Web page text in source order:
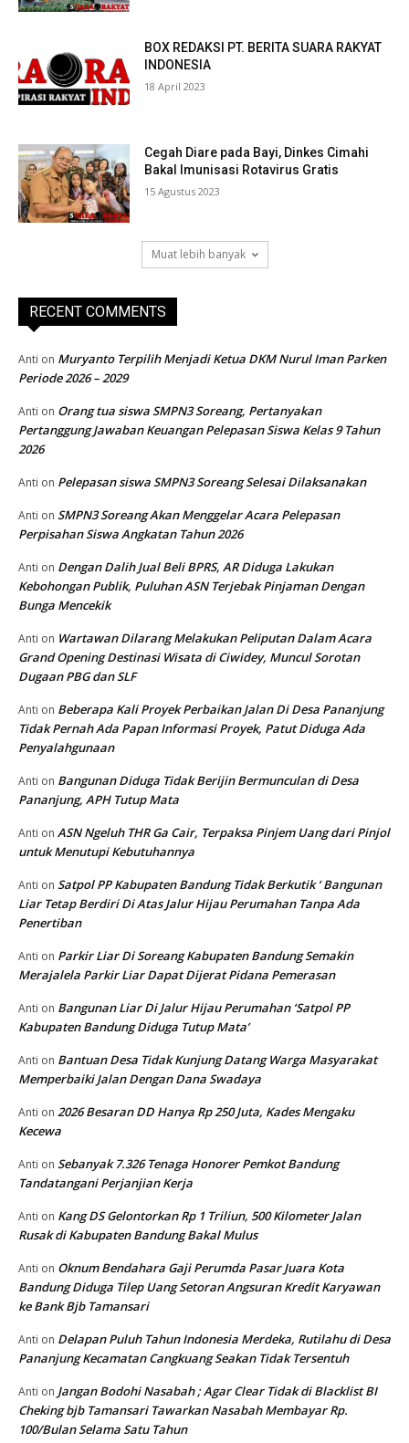
BOX REDAKSI PT. BERITA SUARA RAKYAT
INDONESIA
18 April 2023
Cegah Diare pada Bayi, Dinkes Cimahi
Bakal Imunisasi Rotavirus Gratis
15 Agustus 2023
Muat lebih banyak
RECENT COMMENTS
Anti on Muryanto Terpilih Menjadi Ketua DKM Nurul Iman Parken
Periode 2026 – 2029
Anti on Orang tua siswa SMPN3 Soreang, Pertanyakan
Pertanggung Jawaban Keuangan Pelepasan Siswa Kelas 9 Tahun
2026
Anti on Pelepasan siswa SMPN3 Soreang Selesai Dilaksanakan
Anti on SMPN3 Soreang Akan Menggelar Acara Pelepasan
Perpisahan Siswa Angkatan Tahun 2026
Anti on Dengan Dalih Jual Beli BPRS, AR Diduga Lakukan
Kebohongan Publik, Puluhan ASN Terjebak Pinjaman Dengan
Bunga Mencekik
Anti on Wartawan Dilarang Melakukan Peliputan Dalam Acara
Grand Opening Destinasi Wisata di Ciwidey, Muncul Sorotan
Dugaan PBG dan SLF
Anti on Beberapa Kali Proyek Perbaikan Jalan Di Desa Pananjung
Tidak Pernah Ada Papan Informasi Proyek, Patut Diduga Ada
Penyalahgunaan
Anti on Bangunan Diduga Tidak Berijin Bermunculan di Desa
Pananjung, APH Tutup Mata
Anti on ASN Ngeluh THR Ga Cair, Terpaksa Pinjem Uang dari Pinjol
untuk Menutupi Kebutuhannya
Anti on Satpol PP Kabupaten Bandung Tidak Berkutik ‘ Bangunan
Liar Tetap Berdiri Di Atas Jalur Hijau Perumahan Tanpa Ada
Penertiban
Anti on Parkir Liar Di Soreang Kabupaten Bandung Semakin
Merajalela Parkir Liar Dapat Dijerat Pidana Pemerasan
Anti on Bangunan Liar Di Jalur Hijau Perumahan ‘Satpol PP
Kabupaten Bandung Diduga Tutup Mata’
Anti on Bantuan Desa Tidak Kunjung Datang Warga Masyarakat
Memperbaiki Jalan Dengan Dana Swadaya
Anti on 2026 Besaran DD Hanya Rp 250 Juta, Kades Mengaku
Kecewa
Anti on Sebanyak 7.326 Tenaga Honorer Pemkot Bandung
Tandatangani Perjanjian Kerja
Anti on Kang DS Gelontorkan Rp 1 Triliun, 500 Kilometer Jalan
Rusak di Kabupaten Bandung Bakal Mulus
Anti on Oknum Bendahara Gaji Perumda Pasar Juara Kota
Bandung Diduga Tilep Uang Setoran Angsuran Kredit Karyawan
ke Bank Bjb Tamansari
Anti on Delapan Puluh Tahun Indonesia Merdeka, Rutilahu di Desa
Pananjung Kecamatan Cangkuang Seakan Tidak Tersentuh
Anti on Jangan Bodohi Nasabah ; Agar Clear Tidak di Blacklist BI
Cheking bjb Tamansari Tawarkan Nasabah Membayar Rp.
100/Bulan Selama Satu Tahun